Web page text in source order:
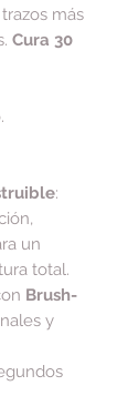
más
Cura 30
:
un
total.
Brush-
y